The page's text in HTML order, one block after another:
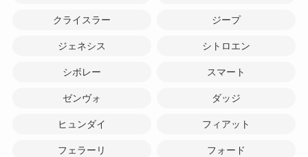
クライスラー ジープ
ジェネシス シトロエン
シボレー スマート
ゼンヴォ ダッジ
ヒュンダイ フィアット
フェラーリ フォード